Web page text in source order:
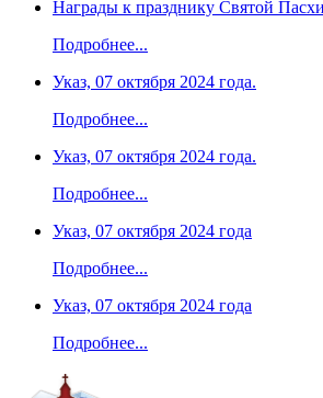
Награды к празднику Святой
Подробнее...
Указ, 07 октября 2024 года.
Подробнее...
Указ, 07 октября 2024 года.
Подробнее...
Указ, 07 октября 2024 года
Подробнее...
Указ, 07 октября 2024 года
Подробнее...